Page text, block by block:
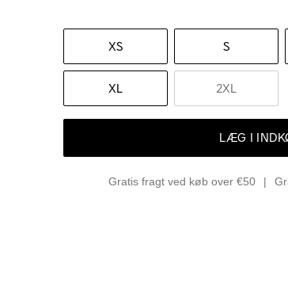
XS S
XL 2XL
LÆG I
Gratis fragt ved køb over €50